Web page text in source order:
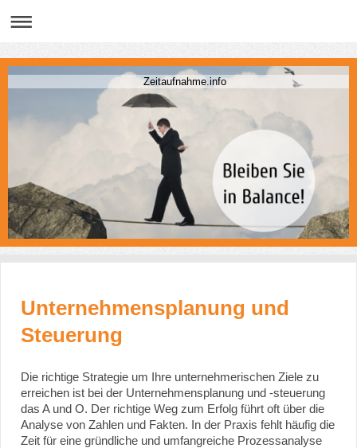
Zeitaufnahme.info
Unternehmensplanung und
Steuerung
Die richtige Strategie um Ihre unternehmerischen Ziele zu
erreichen ist bei der Unternehmensplanung und -steuerung
das A und O. Der richtige Weg zum Erfolg führt oft über die
Analyse von Zahlen und Fakten. In der Praxis fehlt häufig die
Zeit für eine gründliche und umfangreiche Prozessanalyse